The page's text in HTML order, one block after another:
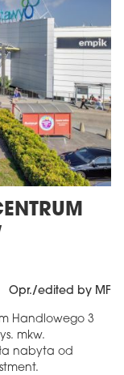
Opr./edited by MF
Handlowego 3
mkw.
nabyta od